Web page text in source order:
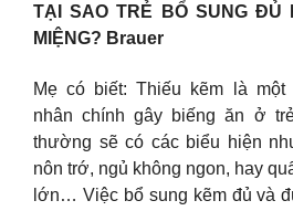
TẠI SAO TRẺ BỔ SUNG ĐỦ
MIỆNG? Brauer
Mẹ có biết: Thiếu kẽm là một
nhân chính gây biếng ăn ở
thường sẽ có các biểu hiện
nôn trớ, ngủ không ngon, hay
lớn… Việc bổ sung kẽm đủ và